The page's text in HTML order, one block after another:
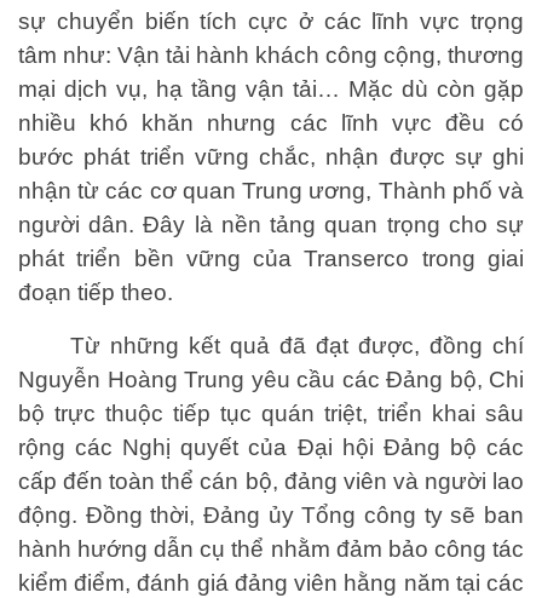
sự chuyển biến tích cực ở các lĩnh vực trọng
tâm như: Vận tải hành khách công cộng, thương
mại dịch vụ, hạ tầng vận tải… Mặc dù còn gặp
nhiều khó khăn nhưng các lĩnh vực đều có
bước phát triển vững chắc, nhận được sự ghi
nhận từ các cơ quan Trung ương, Thành phố và
người dân. Đây là nền tảng quan trọng cho sự
phát triển bền vững của Transerco trong giai
đoạn tiếp theo.
Từ những kết quả đã đạt được, đồng chí
Nguyễn Hoàng Trung yêu cầu các Đảng bộ, Chi
bộ trực thuộc tiếp tục quán triệt, triển khai sâu
rộng các Nghị quyết của Đại hội Đảng bộ các
cấp đến toàn thể cán bộ, đảng viên và người lao
động. Đồng thời, Đảng ủy Tổng công ty sẽ ban
hành hướng dẫn cụ thể nhằm đảm bảo công tác
kiểm điểm, đánh giá đảng viên hằng năm tại các